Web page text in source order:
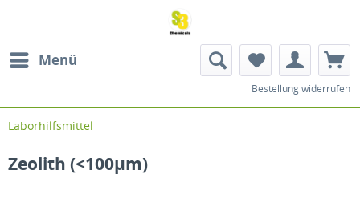
Menü
Bestellung widerrufen
Laborhilfsmittel
Zeolith (<100µm)